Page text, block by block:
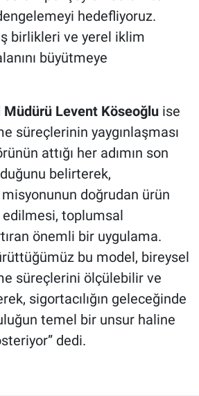
hedefliyoruz.
birlikleri ve yerel iklim
büyütmeye
Levent Köseoğlu ise
süreçlerinin yaygınlaşması
attığı her adımın son
belirterek,
doğrudan ürün
edilmesi, toplumsal
önemli bir uygulama.
bu model, bireysel
süreçlerini ölçülebilir ve
sigortacılığın geleceğinde
temel bir unsur haline
dedi.